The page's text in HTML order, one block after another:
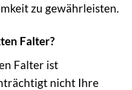
zu gewährleisten.
Falter?
Falter ist
nicht Ihre